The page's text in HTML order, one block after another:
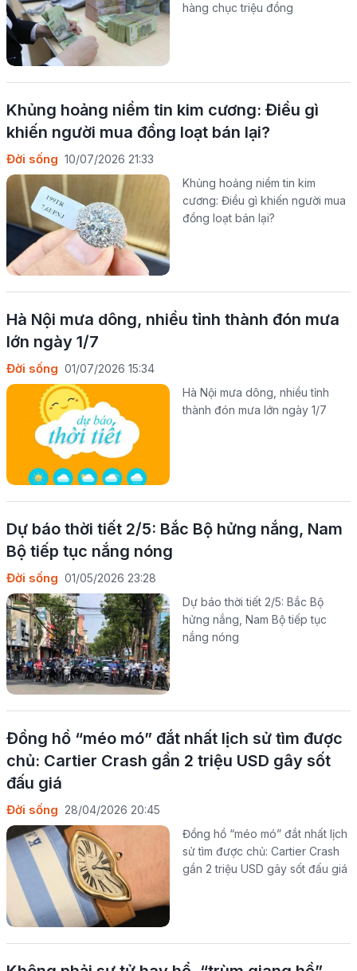
hàng chục triệu đồng
Khủng hoảng niềm tin kim cương: Điều gì
khiến người mua đồng loạt bán lại?
Đời sống 10/07/2026 21:33
Khủng hoảng niềm tin kim
cương: Điều gì khiến người mua
đồng loạt bán lại?
Hà Nội mưa dông, nhiều tỉnh thành đón mưa
lớn ngày 1/7
Đời sống 01/07/2026 15:34
Hà Nội mưa dông, nhiều tỉnh
thành đón mưa lớn ngày 1/7
Dự báo thời tiết 2/5: Bắc Bộ hửng nắng, Nam
Bộ tiếp tục nắng nóng
Đời sống 01/05/2026 23:28
Dự báo thời tiết 2/5: Bắc Bộ
hửng nắng, Nam Bộ tiếp tục
nắng nóng
Đồng hồ “méo mó” đắt nhất lịch sử tìm được
chủ: Cartier Crash gần 2 triệu USD gây sốt
đấu giá
Đời sống 28/04/2026 20:45
Đồng hồ “méo mó” đắt nhất lịch
sử tìm được chủ: Cartier Crash
gần 2 triệu USD gây sốt đấu giá